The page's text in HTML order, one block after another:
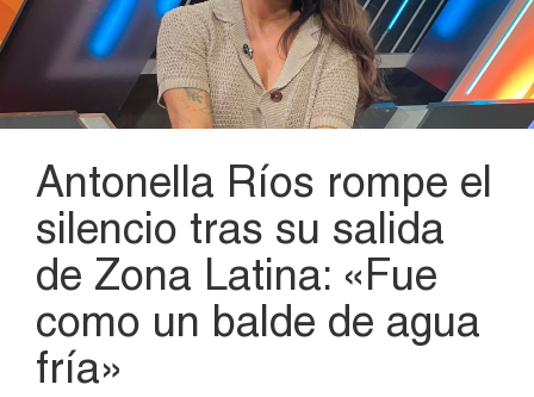
Antonella Ríos rompe el
silencio tras su salida
de Zona Latina: «Fue
como un balde de agua
fría»